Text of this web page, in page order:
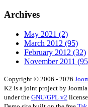
Archives
May 2021 (2)
March 2012 (95)
February 2012 (32)
November 2011
Copyright © 2006 - 2026
K2 is a joint project by
under the GNU/GPL v2